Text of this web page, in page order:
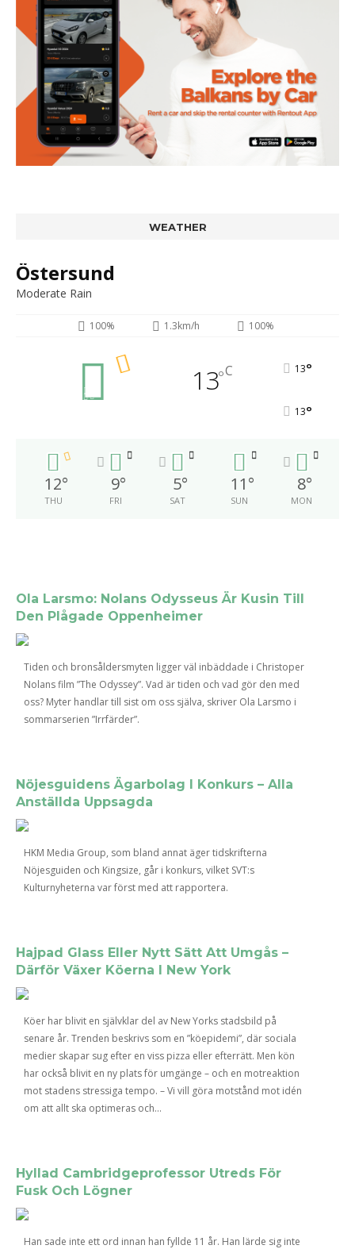
WEATHER
Östersund
Moderate Rain
100% 1.3km/h 100%
13°C 13°
13°
12°
THU
9°
FRI
5°
SAT
11°
SUN
8°
MON
Ola Larsmo: Nolans Odysseus Är Kusin Till
Den Plågade Oppenheimer
Tiden och bronsåldersmyten ligger väl inbäddade i Christoper
Nolans film ”The Odyssey”. Vad är tiden och vad gör den med
oss? Myter handlar till sist om oss själva, skriver Ola Larsmo i
sommarserien ”Irrfärder”.
Nöjesguidens Ägarbolag I Konkurs – Alla
Anställda Uppsagda
HKM Media Group, som bland annat äger tidskrifterna
Nöjesguiden och Kingsize, går i konkurs, vilket SVT:s
Kulturnyheterna var först med att rapportera.
Hajpad Glass Eller Nytt Sätt Att Umgås –
Därför Växer Köerna I New York
Köer har blivit en självklar del av New Yorks stadsbild på
senare år. Trenden beskrivs som en ”köepidemi”, där sociala
medier skapar sug efter en viss pizza eller efterrätt. Men kön
har också blivit en ny plats för umgänge – och en motreaktion
mot stadens stressiga tempo. – Vi vill göra motstånd mot idén
om att allt ska optimeras och...
Hyllad Cambridgeprofessor Utreds För
Fusk Och Lögner
Han sade inte ett ord innan han fyllde 11 år. Han lärde sig inte